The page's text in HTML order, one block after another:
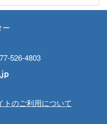
ー
526-4803
トのご利用について